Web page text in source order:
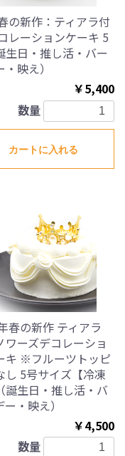
の新作：ティアラ付
レーションケーキ 5
生日・推し活・バー
映え）
￥5,400
数量
カートに入れる
春の新作 ティアラ
ワーズデコレーショ
キ ※フルーツトッピ
し 5号サイズ【冷凍
誕生日・推し活・バ
・映え）
￥4,500
数量